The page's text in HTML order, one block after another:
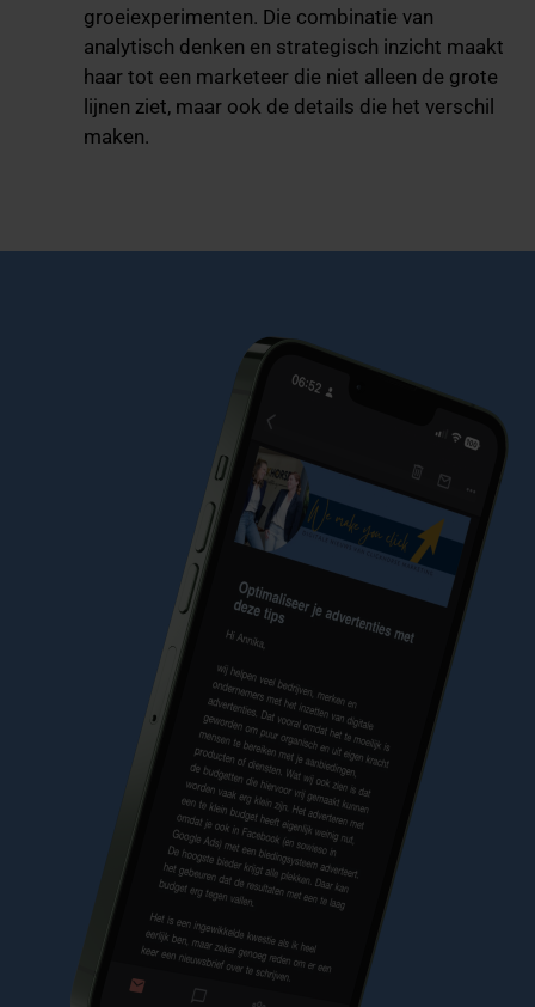
groeiexperimenten. Die combinatie van
analytisch denken en strategisch inzicht maakt
haar tot een marketeer die niet alleen de grote
lijnen ziet, maar ook de details die het verschil
maken.